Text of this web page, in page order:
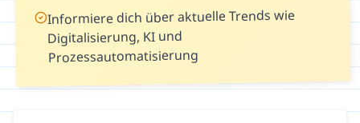
Informiere dich über aktuelle Trends wie
Digitalisierung, KI und
Prozessautomatisierung